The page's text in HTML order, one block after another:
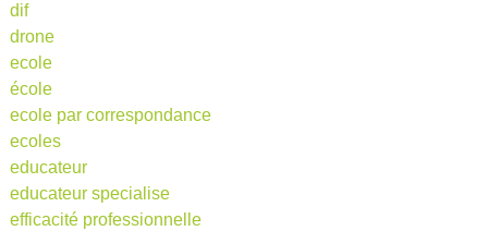
dif
drone
ecole
école
ecole par correspondance
ecoles
educateur
educateur specialise
efficacité professionnelle